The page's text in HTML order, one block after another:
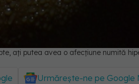
ați putea avea o afecțiune numită
Urmărește-ne pe Google